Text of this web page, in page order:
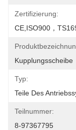
Zertifizierung:
CE,ISO900，
Kupplungsscheibe
Typ:
Teile Des
Teilnummer:
8-97367795